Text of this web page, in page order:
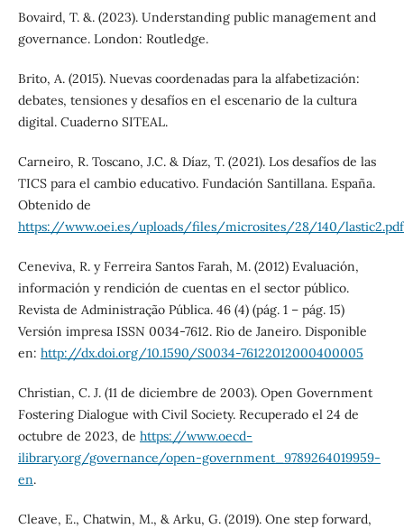
Bovaird, T. &. (2023). Understanding public management and
governance. London: Routledge.
Brito, A. (2015). Nuevas coordenadas para la alfabetización:
debates, tensiones y desafíos en el escenario de la cultura
digital. Cuaderno SITEAL.
Carneiro, R. Toscano, J.C. & Díaz, T. (2021). Los desafíos de las
TICS para el cambio educativo. Fundación Santillana. España.
Obtenido de
https://www.oei.es/uploads/files/microsites/28/140/lastic2.pdf
Ceneviva, R. y Ferreira Santos Farah, M. (2012) Evaluación,
información y rendición de cuentas en el sector público.
Revista de Administração Pública. 46 (4) (pág. 1 – pág. 15)
Versión impresa ISSN 0034-7612. Rio de Janeiro. Disponible
en: http://dx.doi.org/10.1590/S0034-76122012000400005
Christian, C. J. (11 de diciembre de 2003). Open Government
Fostering Dialogue with Civil Society. Recuperado el 24 de
octubre de 2023, de https://www.oecd-
ilibrary.org/governance/open-government_9789264019959-
en.
Cleave, E., Chatwin, M., & Arku, G. (2019). One step forward,